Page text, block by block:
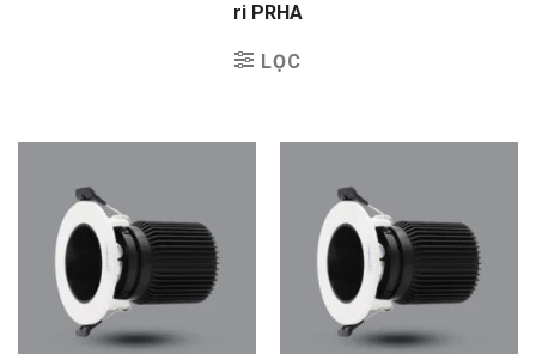
ri PRHA
LỌC